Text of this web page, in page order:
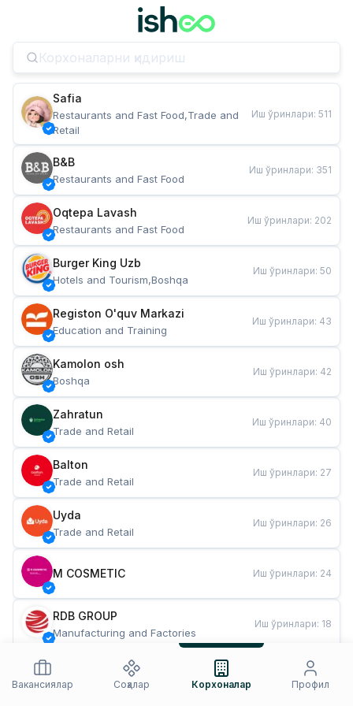
Safia
Restaurants and Fast Food,Trade and
Retail
Иш ўринлари: 511
B&B
Restaurants and Fast Food
Иш ўринлари: 351
Oqtepa Lavash
Restaurants and Fast Food
Иш ўринлари: 202
Burger King Uzb
Hotels and Tourism,Boshqa
Иш ўринлари: 50
Registon O'quv Markazi
Education and Training
Иш ўринлари: 43
Kamolon osh
Boshqa
Иш ўринлари: 42
Zahratun
Trade and Retail
Иш ўринлари: 40
Balton
Trade and Retail
Иш ўринлари: 27
Uyda
Trade and Retail
Иш ўринлари: 26
M COSMETIC Иш ўринлари: 24
RDB GROUP
Manufacturing and Factories
Иш ўринлари: 18
Restaurants and Fast Food
Иш ўринлари
Вакансиялар
Соҳалар Корхоналар Профил